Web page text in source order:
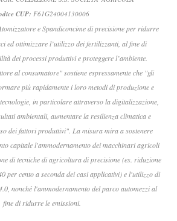
CUP: F61G24004130006
e Spandiconcime di precisione per ridurre
ed ottimizzare l’utilizzo dei fertilizzanti, al fine di
dei processi produttivi e proteggere l’ambiente.
al consumatore" sostiene espressamente che "gli
più rapidamente i loro metodi di produzione e
in particolare attraverso la digitalizzazione,
ambientali, aumentare la resilienza climatica e
dei fattori produttivi". La misura mira a sostenere
capitale l'ammodernamento dei macchinari agricoli
di tecniche di agricoltura di precisione (es. riduzione
per cento a seconda dei casi applicativi) e l'utilizzo di
nonché l'ammodernamento del parco automezzi al
fine di ridurre le emissioni.